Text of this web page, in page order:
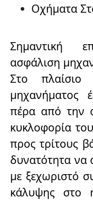
Οχήματα
Σημαντική
ασφάλιση
Στο πλαίσιο
μηχανήματος
πέρα από την
κυκλοφορία
προς τρίτους
δυνατότητα να
με ξεχωριστό
κάλυψης στο